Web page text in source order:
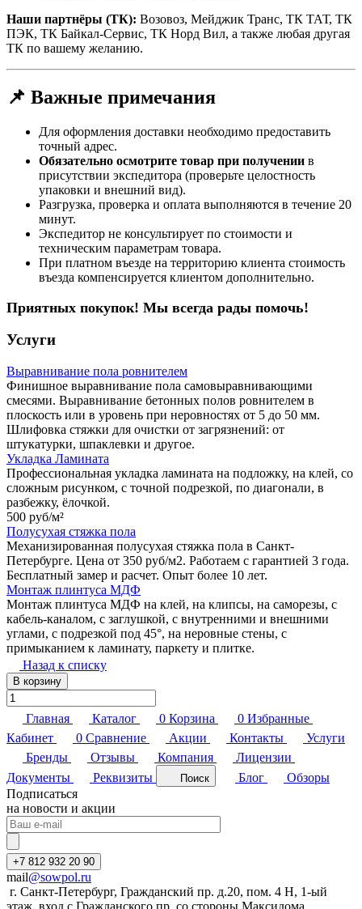
Наши партнёры (ТК): Возовоз, Мейджик Транс, ТК ТАТ, ТК
ПЭК, ТК Байкал-Сервис, ТК Норд Вил, а также любая другая
ТК по вашему желанию.
📌 Важные примечания
Для оформления доставки необходимо предоставить
точный адрес.
Обязательно осмотрите товар при получении в
присутствии экспедитора (проверьте целостность
упаковки и внешний вид).
Разгрузка, проверка и оплата выполняются в течение 20
минут.
Экспедитор не консультирует по стоимости и
техническим параметрам товара.
При платном въезде на территорию клиента стоимость
въезда компенсируется клиентом дополнительно.
Приятных покупок! Мы всегда рады помочь!
Услуги
Выравнивание пола ровнителем
Финишное выравнивание пола самовыравнивающими
смесями. Выравнивание бетонных полов ровнителем в
плоскость или в уровень при неровностях от 5 до 50 мм.
Шлифовка стяжки для очистки от загрязнений: от
штукатурки, шпаклевки и другое.
Укладка Ламината
Профессиональная укладка ламината на подложку, на клей, со
сложным рисунком, с точной подрезкой, по диагонали, в
разбежку, ёлочкой.
500 руб/м²
Полусухая стяжка пола
Механизированная полусухая стяжка пола в Санкт-
Петербурге. Цена от 350 руб/м2. Работаем с гарантией 3 года.
Бесплатный замер и расчет. Опыт более 10 лет.
Монтаж плинтуса МДФ
Монтаж плинтуса МДФ на клей, на клипсы, на саморезы, с
кабель-каналом, с заглушкой, с внутренними и внешними
углами, с подрезкой под 45°, на неровные стены, с
примыканием к ламинату, паркету и плитке.
Назад к списку
В корзину
Главная Каталог 0 Корзина 0 Избранные
Кабинет
0 Сравнение Акции Контакты
Услуги
Бренды
Отзывы Компания
Лицензии
Документы
Реквизиты Поиск Блог
Обзоры
Подписаться
на новости и акции
+7 812 932 20 90
mail@sowpol.ru
г. Санкт-Петербург, Гражданский пр. д.20, пом. 4 Н, 1-ый
этаж, вход с Гражданского пр. со стороны Максидома